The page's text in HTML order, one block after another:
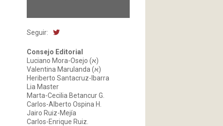
Seguir:
Consejo Editorial
Luciano Mora-Osejo (א)
Valentina Marulanda (א)
Heriberto Santacruz-Ibarra
Lia Master
Marta-Cecilia Betancur G.
Carlos-Alberto Ospina H.
Jairo Ruiz-Mejía
Carlos-Enrique Ruiz.